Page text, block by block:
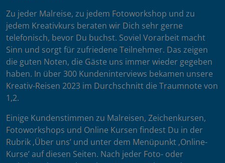
Zu jeder Malreise, zu jedem Fotoworkshop und zu
jedem Kreativkurs beraten wir Dich sehr gerne
telefonisch, bevor Du buchst. Soviel Vorarbeit macht
Sinn und sorgt für zufriedene Teilnehmer. Das zeigen
die guten Noten, die Gäste uns immer wieder gegeben
haben. In über 300 Kundeninterviews bekamen unsere
Kreativ-Reisen 2023 im Durchschnitt die Traumnote von
1,2.
Einige Kundenstimmen zu Malreisen, Zeichenkursen,
Fotoworkshops und Online Kursen findest Du in der
Rubrik ‚Über uns’ und unter dem Menüpunkt ‚Online-
Kurse’ auf diesen Seiten. Nach jeder Foto- oder